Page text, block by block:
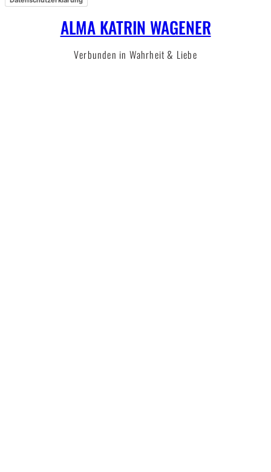
ALMA KATRIN WAGENER
Verbunden in Wahrheit & Liebe